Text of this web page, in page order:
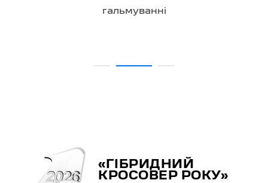
гальмуванні
«ГІБРИДНИЙ
КРОСОВЕР РОКУ»